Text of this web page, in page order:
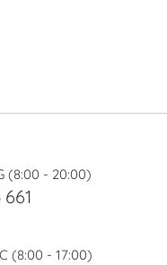
(8:00 - 20:00)
(8:00 - 17:00)